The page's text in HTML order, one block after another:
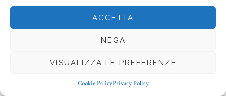
ACCETTA
NEGA
VISUALIZZA LE PREFERENZE
Cookie PolicyPrivacy Policy
paesi diversi. Si tratterebbe di una affermazione stucchevole,
banale e ripetitiva se non fosse che molti ancora oggi non se ne
sono accorti.Anche a loro la logica e il principio di
legati come sono a una emotività
facilmente, come nel caso dei preti , della disperazione popolare.
A volte il comunismo è fallito in modo straordinariamente